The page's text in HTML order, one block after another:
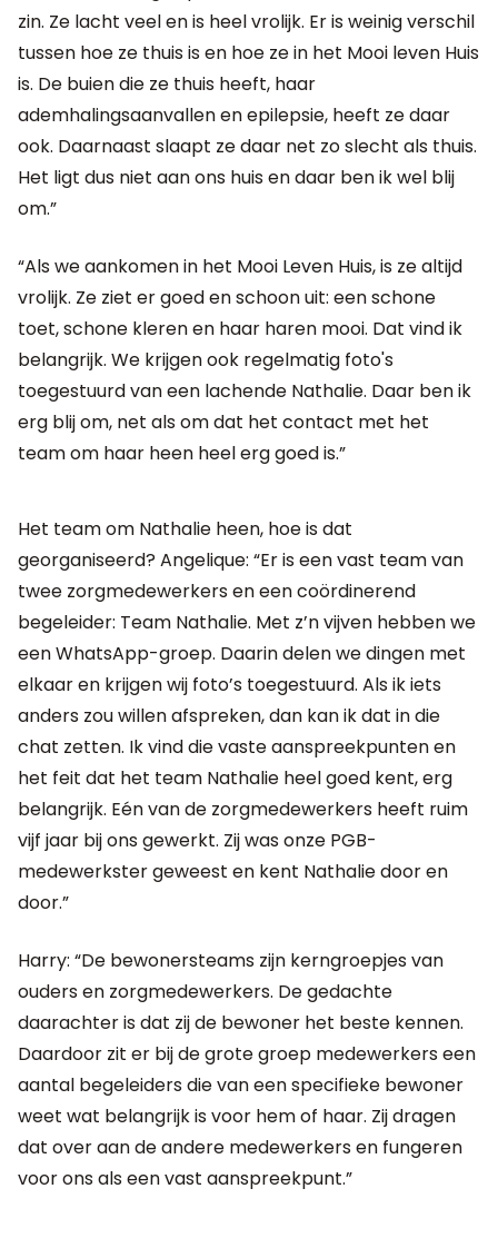
zin. Ze lacht veel en is heel vrolijk. Er is weinig verschil
tussen hoe ze thuis is en hoe ze in het Mooi leven Huis
is. De buien die ze thuis heeft, haar
ademhalingsaanvallen en epilepsie, heeft ze daar
ook. Daarnaast slaapt ze daar net zo slecht als thuis.
Het ligt dus niet aan ons huis en daar ben ik wel blij
om.”
“Als we aankomen in het Mooi Leven Huis, is ze altijd
vrolijk. Ze ziet er goed en schoon uit: een schone
toet, schone kleren en haar haren mooi. Dat vind ik
belangrijk. We krijgen ook regelmatig foto's
toegestuurd van een lachende Nathalie. Daar ben ik
erg blij om, net als om dat het contact met het
team om haar heen heel erg goed is.”
Het team om Nathalie heen, hoe is dat
georganiseerd? Angelique: “Er is een vast team van
twee zorgmedewerkers en een coördinerend
begeleider: Team Nathalie. Met z’n vijven hebben we
een WhatsApp-groep. Daarin delen we dingen met
elkaar en krijgen wij foto’s toegestuurd. Als ik iets
anders zou willen afspreken, dan kan ik dat in die
chat zetten. Ik vind die vaste aanspreekpunten en
het feit dat het team Nathalie heel goed kent, erg
belangrijk. Eén van de zorgmedewerkers heeft ruim
vijf jaar bij ons gewerkt. Zij was onze PGB-
medewerkster geweest en kent Nathalie door en
door.”
Harry: “De bewonersteams zijn kerngroepjes van
ouders en zorgmedewerkers. De gedachte
daarachter is dat zij de bewoner het beste kennen.
Daardoor zit er bij de grote groep medewerkers een
aantal begeleiders die van een specifieke bewoner
weet wat belangrijk is voor hem of haar. Zij dragen
dat over aan de andere medewerkers en fungeren
voor ons als een vast aanspreekpunt.”